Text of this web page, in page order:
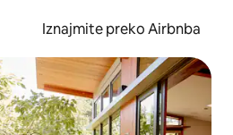
Iznajmite preko Airbnba